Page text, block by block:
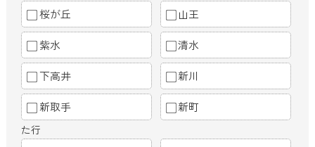
桜が丘 山王
紫水 清水
下高井 新川
新取手 新町
た行